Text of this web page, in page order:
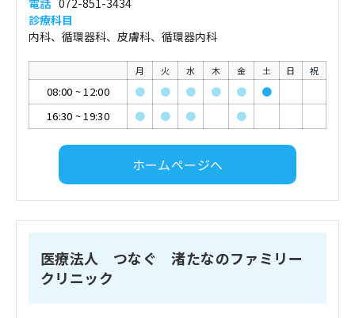
電話 072-851-3434
診療科目
内科、循環器科、皮膚科、循環器内科
月 火 水 木 金 土 日 祝
08:00 ~12:00 ● ● ● ● ●
●
16:30 ~19:30 ● ● ● ●
ホームページへ
医療法人 つなぐ 渚たなのファミリー
クリニック